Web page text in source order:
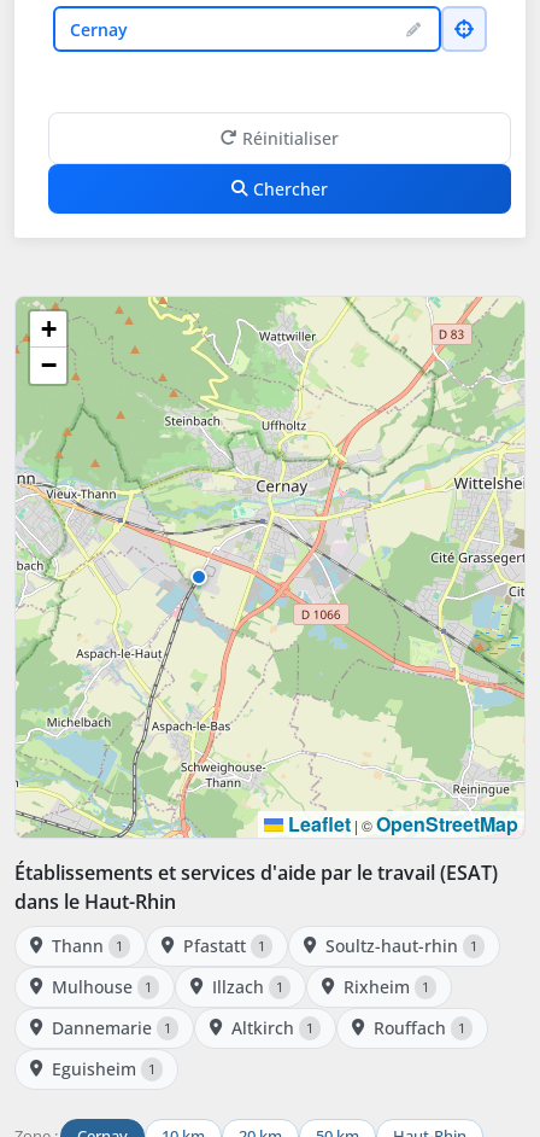
VilleCernay
Réinitialiser
Chercher
+
−
Leaflet | ©OpenStreetMap
Établissements et services d'aide par le travail (ESAT)
dans le Haut-Rhin
Thann 1 Pfastatt 1 Soultz-haut-rhin 1
Mulhouse 1 Illzach 1 Rixheim 1
Dannemarie 1 Altkirch 1 Rouffach 1
Eguisheim 1